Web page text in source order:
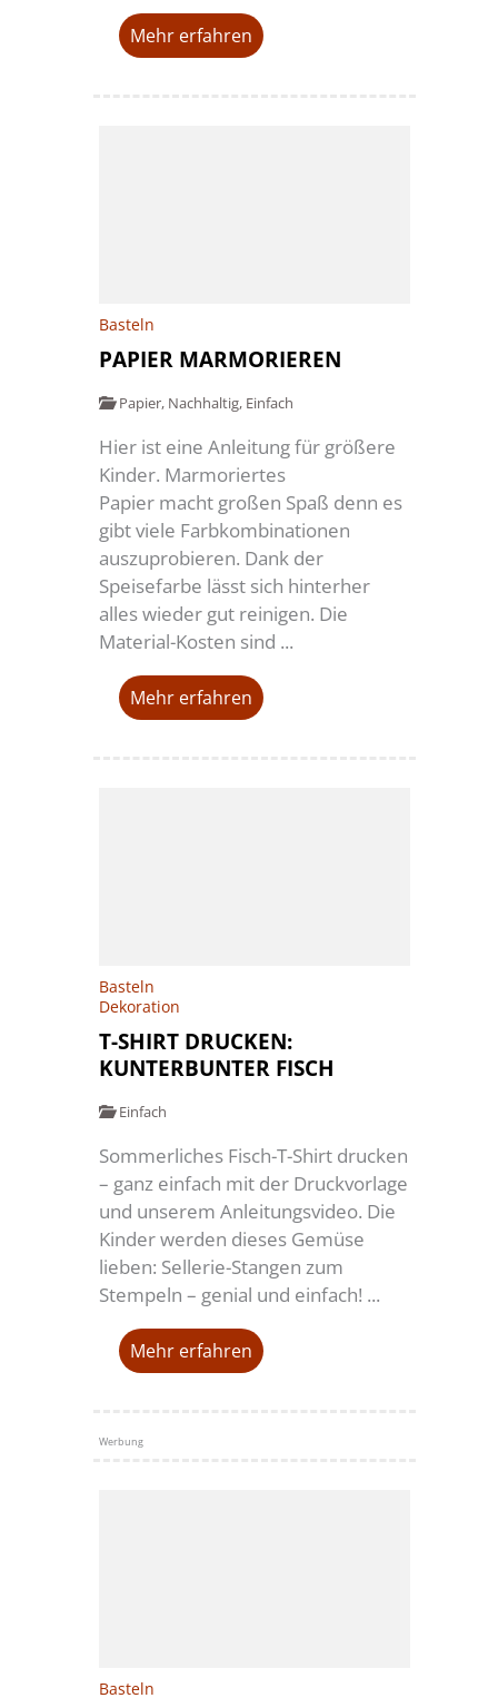
Mehr erfahren
Basteln
PAPIER MARMORIEREN
Papier, Nachhaltig, Einfach
Hier ist eine Anleitung für größere
Kinder. Marmoriertes
Papier macht großen Spaß denn es
gibt viele Farbkombinationen
auszuprobieren. Dank der
Speisefarbe lässt sich hinterher
alles wieder gut reinigen. Die
Material-Kosten sind ...
Mehr erfahren
Basteln
Dekoration
T-SHIRT DRUCKEN:
KUNTERBUNTER FISCH
Einfach
Sommerliches Fisch-T-Shirt drucken
– ganz einfach mit der Druckvorlage
und unserem Anleitungsvideo. Die
Kinder werden dieses Gemüse
lieben: Sellerie-Stangen zum
Stempeln – genial und einfach! ...
Mehr erfahren
Werbung
Basteln